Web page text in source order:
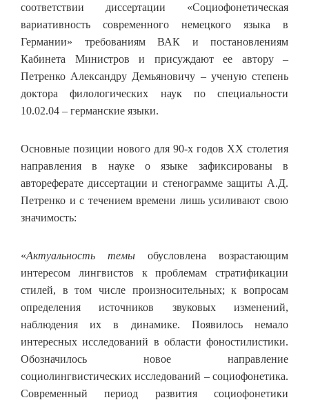
соответствии диссертации «Социофонетическая
вариативность современного немецкого языка в
Германии» требованиям ВАК и постановлениям
Кабинета Министров и присуждают ее автору –
Петренко Александру Демьяновичу – ученую степень
доктора филологических наук по специальности
10.02.04 – германские языки.
Основные позиции нового для 90-х годов ХХ столетия
направления в науке о языке зафиксированы в
автореферате диссертации и стенограмме защиты А.Д.
Петренко и с течением времени лишь усиливают свою
значимость:
«Актуальность темы обусловлена возрастающим
интересом лингвистов к проблемам стратификации
стилей, в том числе произносительных; к вопросам
определения источников звуковых изменений,
наблюдения их в динамике. Появилось немало
интересных исследований в области фоностилистики.
Обозначилось новое направление
социолингвистических исследований – социофонетика.
Современный период развития социофонетики